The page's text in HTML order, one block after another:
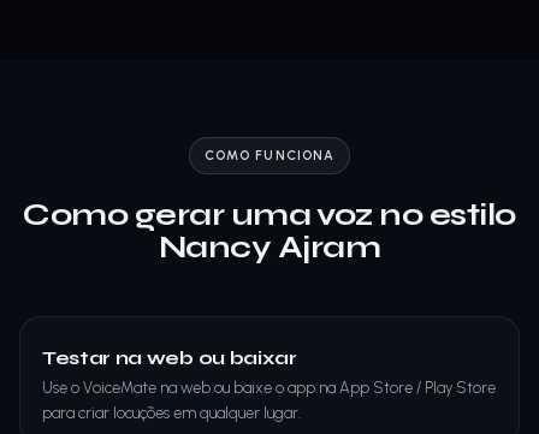
COMO FUNCIONA
Como gerar uma voz no estilo
Nancy Ajram
Testar na web ou baixar
Use o VoiceMate na web ou baixe o app na App Store / Play Store
para criar locuções em qualquer lugar.